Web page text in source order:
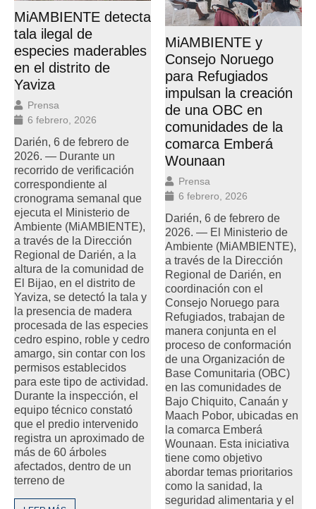
MiAMBIENTE detecta
tala ilegal de
especies maderables
en el distrito de
Yaviza
Prensa
6 febrero, 2026
Darién, 6 de febrero de
2026. — Durante un
recorrido de verificación
correspondiente al
cronograma semanal que
ejecuta el Ministerio de
Ambiente (MiAMBIENTE),
a través de la Dirección
Regional de Darién, a la
altura de la comunidad de
El Bijao, en el distrito de
Yaviza, se detectó la tala y
la presencia de madera
procesada de las especies
cedro espino, roble y cedro
amargo, sin contar con los
permisos establecidos
para este tipo de actividad.
Durante la inspección, el
equipo técnico constató
que el predio intervenido
registra un aproximado de
más de 60 árboles
afectados, dentro de un
terreno de
MiAMBIENTE y
Consejo Noruego
para Refugiados
impulsan la creación
de una OBC en
comunidades de la
comarca Emberá
Wounaan
Prensa
6 febrero, 2026
Darién, 6 de febrero de
2026. — El Ministerio de
Ambiente (MiAMBIENTE),
a través de la Dirección
Regional de Darién, en
coordinación con el
Consejo Noruego para
Refugiados, trabajan de
manera conjunta en el
proceso de conformación
de una Organización de
Base Comunitaria (OBC)
en las comunidades de
Bajo Chiquito, Canaán y
Maach Pobor, ubicadas en
la comarca Emberá
Wounaan. Esta iniciativa
tiene como objetivo
abordar temas prioritarios
como la sanidad, la
seguridad alimentaria y el